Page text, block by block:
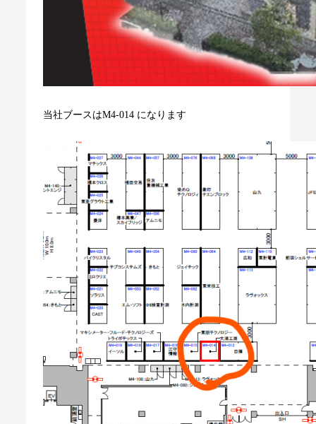
当社ブースはM4-014 になります